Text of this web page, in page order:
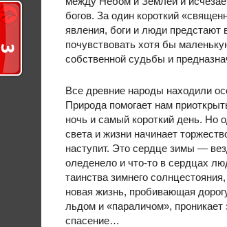
богов. За один короткий
явления, боги и люди предстают
почувствовать хотя бы
собственной судьбы и
Все древние народы находили
Природа помогает нам
ночь и самый короткий день. Но
света и жизни начинает
наступит. Это сердце зимы —
оледенело и что-то в сердцах
таинства зимнего
новая жизнь, пробивающая
льдом и «параличом»,
спасение…